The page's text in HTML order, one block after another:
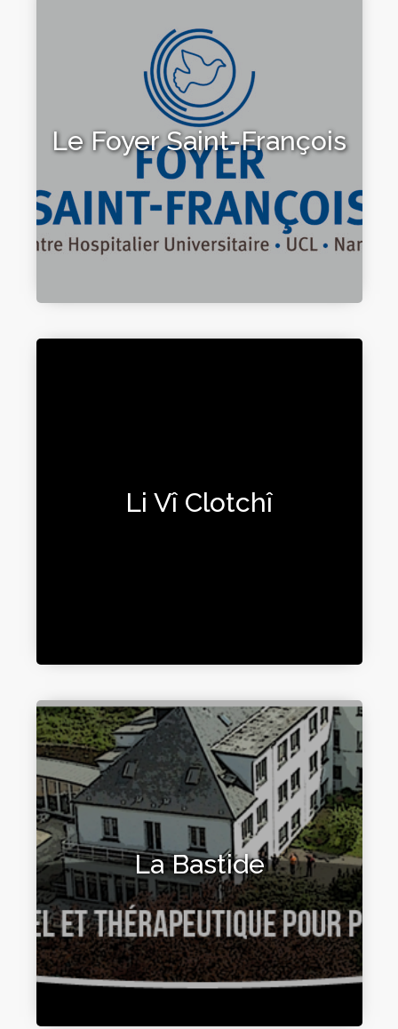
Le Foyer Saint-François
Li Vî Clotchî
La Bastide